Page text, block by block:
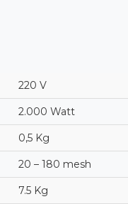
220 V
2.000 Watt
0,5 Kg
20 – 180 mesh
7.5 Kg